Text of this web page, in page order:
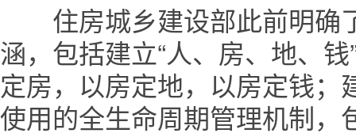
住房城乡建设部此前明确
涵，包括建立“人、房、地、
定房，以房定地，以房定钱
使用的全生命周期管理机制，